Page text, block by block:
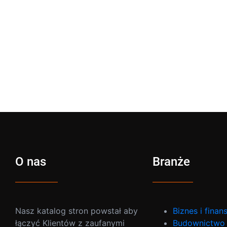
O nas
Nasz katalog stron powstał aby
łączyć Klientów z zaufanymi
Branże
Biznes i
Budownictwo